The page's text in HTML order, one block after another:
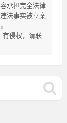
承担完全法律
法事实被立案
有侵权，请联